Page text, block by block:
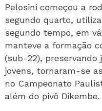
Pelosini começou a
segundo quarto,
segundo tempo, em
manteve a formação
(sub-22), preservando
jovens, tornaram-se
no Campeonato
além do pivô Dikembe.